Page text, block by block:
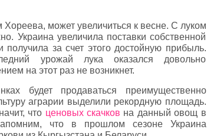
может увеличиться к весне. С луком
Украина увеличила поставки собственной
получила за счет этого достойную прибыль.
урожай лука оказался довольно
на этот раз не возникнет.
будет продаваться преимущественно
аграрии выделили рекордную площадь.
что ценовых скачков на данный овощ в
что в прошлом сезоне Украина